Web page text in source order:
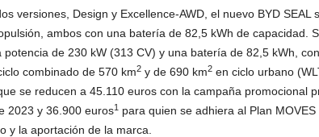
versiones, Design y Excellence-AWD, el nuevo BYD SEAL
ambos con una batería de 82,5 kWh de capacidad.
potencia de 230 kW (313 CV) y una batería de 82,5 kWh,
combinado de 570 km2y de 690 km2en ciclo urbano
se reducen a 45.110 euros con la campaña promocional
2023 y 36.900 euros1para quien se adhiera al Plan MOVES
y la aportación de la marca.